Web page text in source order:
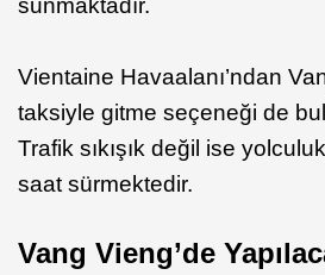
sunmaktadır.
Vientaine Havaalanı’ndan
taksiyle gitme seçeneği de
Trafik sıkışık değil ise
saat sürmektedir.
Vang Vieng’de